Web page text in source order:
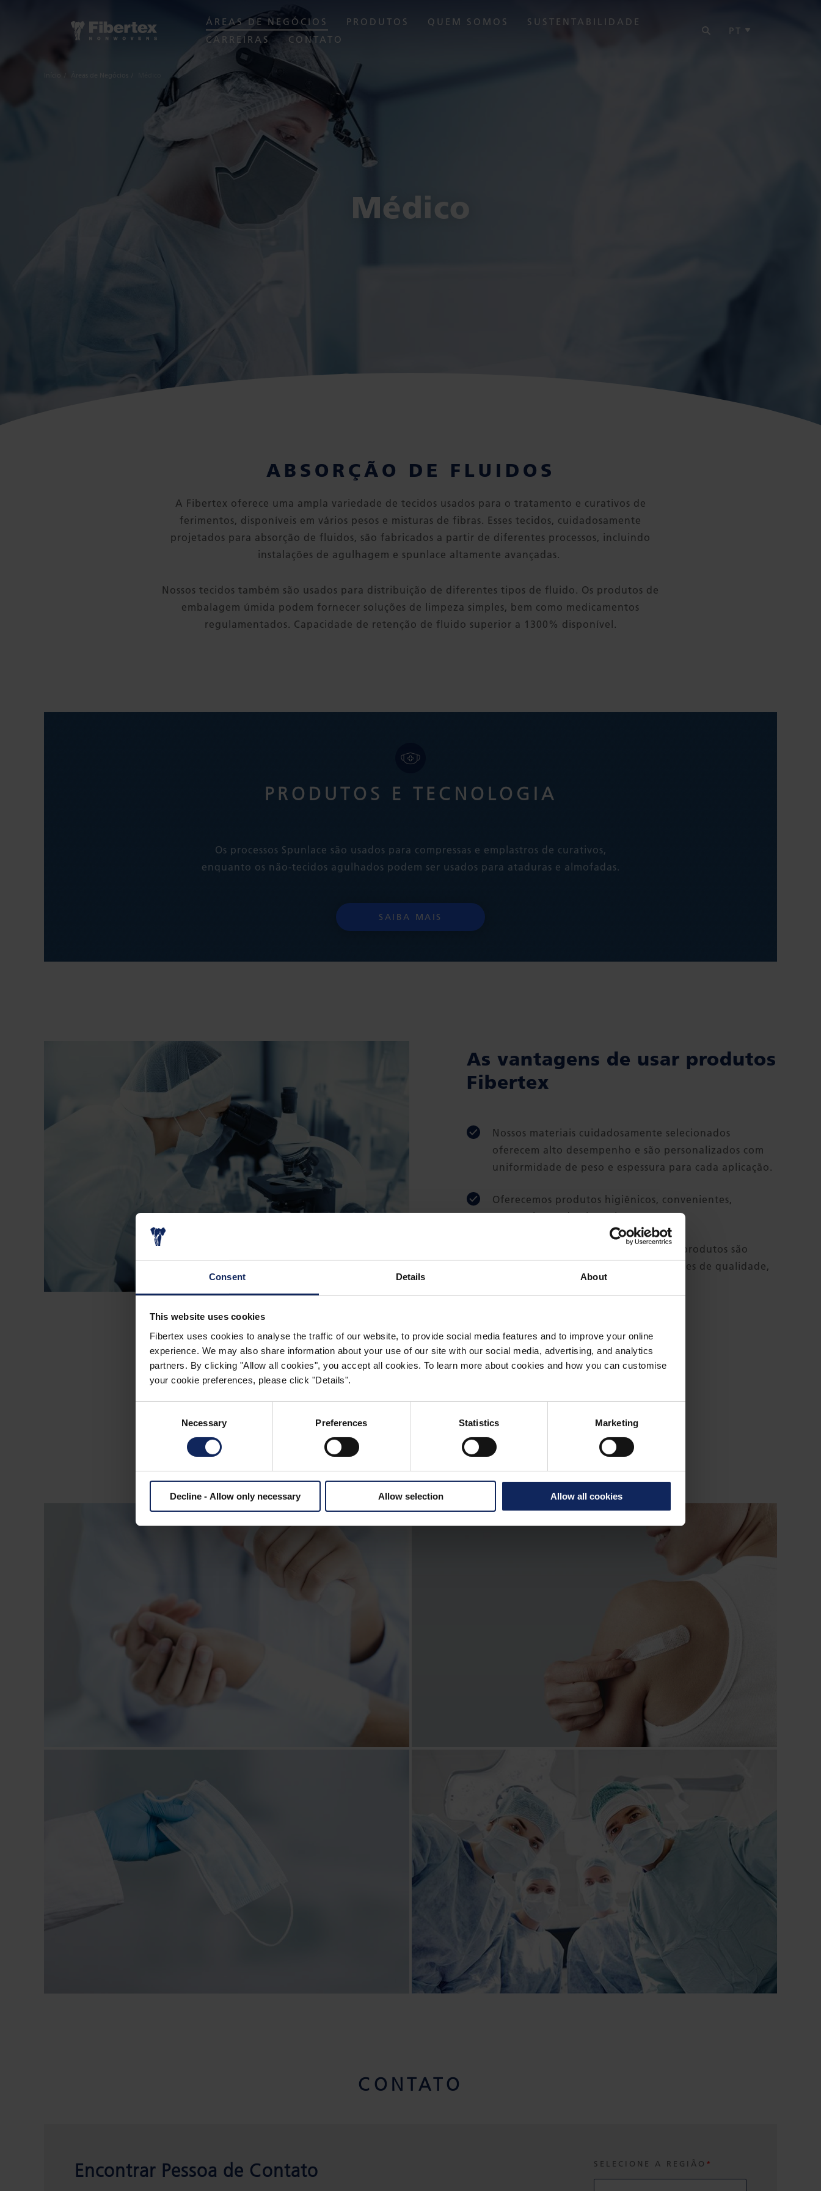
Consent Details About
This website uses cookies
Fibertex uses cookies to analyse the traffic of our website, to provide social media features and to improve your online
experience. We may also share information about your use of our site with our social media, advertising, and analytics
partners. By clicking "Allow all cookies", you accept all cookies. To learn more about cookies and how you can customise
your cookie preferences, please click "Details".
Necessary Preferences Statistics Marketing
Decline - Allow only necessary Allow selection Allow all cookies
ÁREAS DE NEGÓCIOS PRODUTOS QUEM SOMOS
SUSTENTABILIDADE
CARREIRAS
CONTATO
PT
Médico
ABSORÇÃO DE FLUIDOS
A Fibertex oferece uma ampla variedade de tecidos usados para o tratamento e curativos de
ferimentos, disponíveis em vários pesos e misturas de fibras. Esses tecidos, cuidadosamente
projetados para absorção de fluidos, são fabricados a partir de diferentes processos, incluindo
instalações de agulhagem e spunlace altamente avançadas.
Nossos tecidos também são usados para distribuição de diferentes tipos de fluido. Os produtos de
embalagem úmida podem fornecer soluções de limpeza simples, bem como medicamentos
regulamentados. Capacidade de retenção de fluido superior a 1300% disponível.
PRODUTOS E TECNOLOGIA
Os processos Spunlace são usados para compressas e emplastros de curativos,
enquanto os não-tecidos agulhados podem ser usados para ataduras e almofadas.
SAIBA MAIS
As vantagens de usar produtos
Fibertex
Nossos materiais cuidadosamente selecionados
oferecem alto desempenho e são personalizados com
uniformidade de peso e espessura para cada aplicação.
Oferecemos produtos higiênicos, convenientes,
econômicos e de alto valor
Para sua tranquilidade, todos nossos produtos são
certificados pelas principais autoridades de qualidade,
ambientais, saúde e segurança
EXEMPLOS DE APLICAÇÕES
curativos, enquanto os não-tecidos de punção de agulha podem ser usados para ataduras e
CONTATO
Encontrar Pessoa de Contato SELECIONE A REGIÃO